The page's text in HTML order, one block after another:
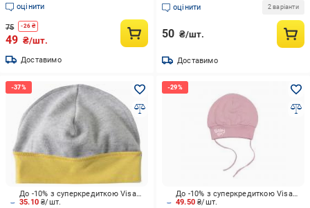
оцінити
75 -26 ₴
49 ₴/шт.
Доставимо
оцінити 2 варіанти
50 ₴/шт.
Доставимо
35.10₴/шт.
До -10% з суперкредиткою Visa Вигода
49.50₴/шт.
До -10% з суперкредиткою Visa Вигода